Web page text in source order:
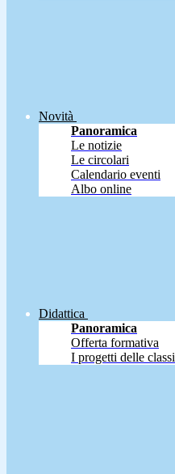
Novità
Panoramica
Le notizie
Le circolari
Calendario eventi
Albo online
Didattica
Panoramica
Offerta formativa
I progetti delle classi